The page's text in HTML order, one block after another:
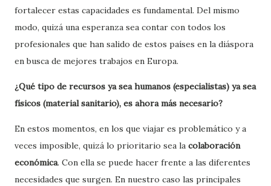
fortalecer estas capacidades es fundamental. Del mismo
modo, quizá una esperanza sea contar con todos los
profesionales que han salido de estos países en la diáspora
en busca de mejores trabajos en Europa.
¿Qué tipo de recursos ya sea humanos (especialistas) ya sea
físicos (material sanitario), es ahora más necesario?
En estos momentos, en los que viajar es problemático y a
veces imposible, quizá lo prioritario sea la colaboración
económica. Con ella se puede hacer frente a las diferentes
necesidades que surgen. En nuestro caso las principales